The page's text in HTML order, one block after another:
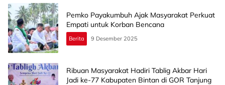
Pemko Payakumbuh Ajak Masyarakat Perkuat
Empati untuk Korban Bencana
Berita 9 Desember 2025
Ribuan Masyarakat Hadiri Tablig Akbar Hari
Jadi ke-77 Kabupaten Bintan di GOR Tanjung